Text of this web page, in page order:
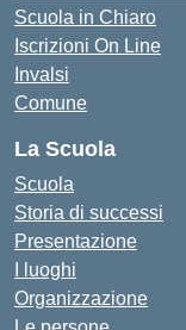
Scuola in Chiaro
Iscrizioni On Line
Invalsi
Comune
La Scuola
Scuola
Storia di successi
Presentazione
I luoghi
Organizzazione